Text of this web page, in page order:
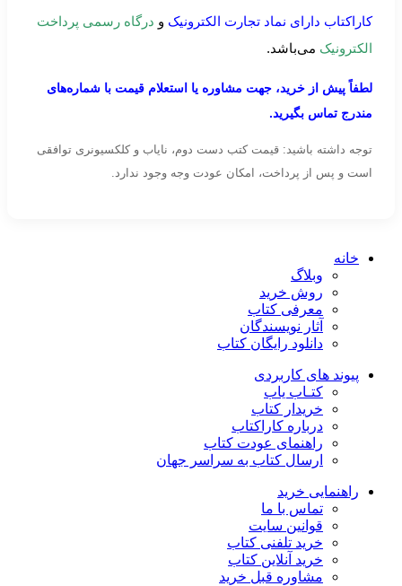
کاراکتاب دارای نماد تجارت الکترونیک و درگاه رسمی پرداخت
الکترونیک می‌باشد.
لطفاً پیش از خرید، جهت مشاوره یا استعلام قیمت با شماره‌های
مندرج تماس بگیرید.
توجه داشته باشید: قیمت کتب دست دوم، نایاب و کلکسیونری توافقی
است و پس از پرداخت، امکان عودت وجه وجود ندارد.
خانه
وبلاگ
روش خرید
معرفی کتاب
آثار نویسندگان
دانلود رایگان کتاب
پیوند های کاربردی
کتـاب یاب
خریدار کتاب
درباره کاراکتاب
راهنمای عودت کتاب
ارسال کتاب به سراسر جهان
راهنمایی خرید
تماس با ما
قوانین سایت
خرید تلفنی کتاب
خرید آنلاین کتاب
مشاوره قبل خرید